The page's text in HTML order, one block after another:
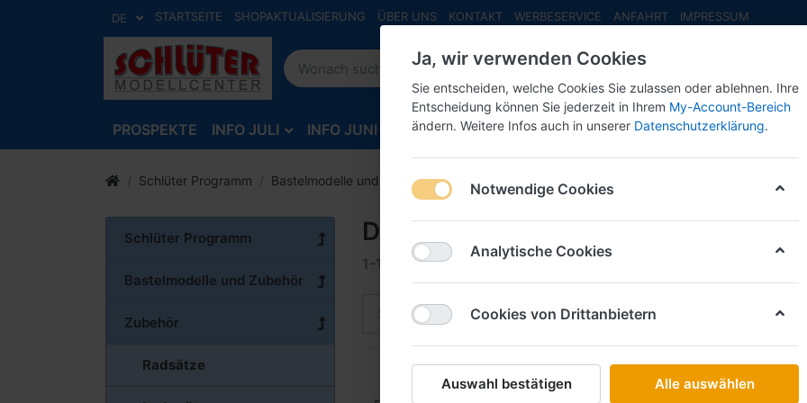
DE STARTSEITE SHOPAKTUALISIERUNG ÜBER UNS KONTAKT WERBESERVICE ANFAHRT IMPRESSUM
PROSPEKTE INFO JULI INFO JUNI INFO MAI NEU EINGETROFFEN NEUHEITEN
Schlüter Programm Bastelmodelle und Zubehör Zubehör Decals
Schlüter Programm
Bastelmodelle und Zubehör
Zubehör
Radsätze
Decals
1-12 von253
Sortiere nach Name: A bis Z
SCHLÜTER SORTIMENT
Ja, wir verwenden Cookies
Sie entscheiden, welche Cookies Sie zulassen oder ablehnen. Ihre
Entscheidung können Sie jederzeit in Ihrem My-Account-Bereich
ändern. Weitere Infos auch in unserer Datenschutzerklärung.
Notwendige Cookies
Analytische Cookies
Cookies von Drittanbietern
Auswahl bestätigen Alle auswählen